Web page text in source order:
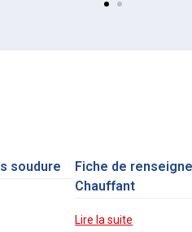
soudure
Fiche de
Chauffant
Lire la suite